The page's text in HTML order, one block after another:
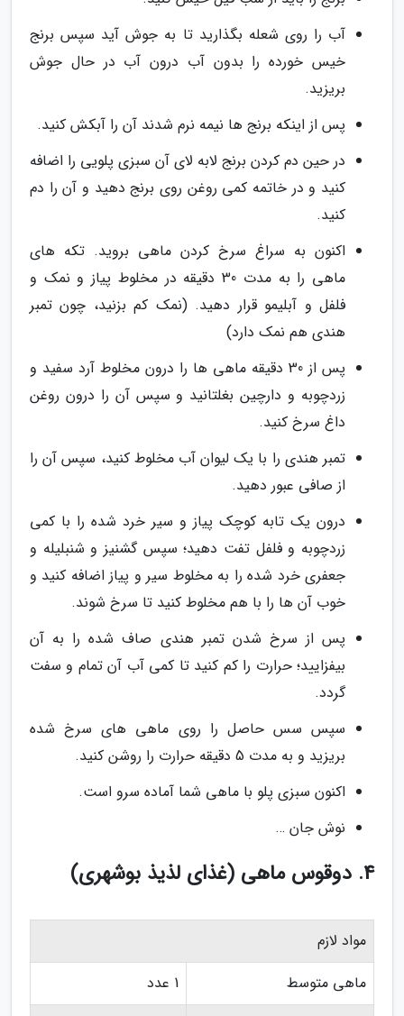
آب را روی شعله بگذارید تا به جوش آید سپس برنج
خیس خورده را بدون آب درون آب در حال جوش
بریزید.
پس از اینکه برنج ها نیمه نرم شدند آن را آبکش کنید.
در حین دم کردن برنج لابه لای آن سبزی پلویی را اضافه
کنید و در خاتمه کمی روغن روی برنج دهید و آن را دم
کنید.
اکنون به سراغ سرخ کردن ماهی بروید. تکه های
ماهی را به مدت 30 دقیقه در مخلوط پیاز و نمک و
فلفل و آبلیمو قرار دهید. (نمک کم بزنید، چون تمبر
هندی هم نمک دارد)
پس از 30 دقیقه ماهی ها را درون مخلوط آرد سفید و
زردچوبه و دارچین بغلتانید و سپس آن را درون روغن
داغ سرخ کنید.
تمبر هندی را با یک لیوان آب مخلوط کنید، سپس آن را
از صافی عبور دهید.
درون یک تابه کوچک پیاز و سیر خرد شده را با کمی
زردچوبه و فلفل تفت دهید؛ سپس گشنیز و شنبلیله و
جعفری خرد شده را به مخلوط سیر و پیاز اضافه کنید و
خوب آن ها را با هم مخلوط کنید تا سرخ شوند.
پس از سرخ شدن تمبر هندی صاف شده را به آن
بیفزایید؛ حرارت را کم کنید تا کمی آب آن تمام و سفت
گردد.
سپس سس حاصل را روی ماهی های سرخ شده
بریزید و به مدت 5 دقیقه حرارت را روشن کنید.
اکنون سبزی پلو با ماهی شما آماده سرو است.
نوش جان …
4. دوقوس ماهی (غذای لذیذ بوشهری)
مواد لازم
ماهی متوسط
1 عدد